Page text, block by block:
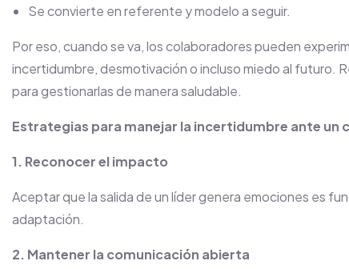
Se convierte en referente y modelo a seguir.
Por eso, cuando se va, los colaboradores pueden
incertidumbre, desmotivación o incluso miedo al futuro.
para gestionarlas de manera saludable.
Estrategias para manejar la incertidumbre ante un
1. Reconocer el impacto
Aceptar que la salida de un líder genera emociones es
adaptación.
2. Mantener la comunicación abierta